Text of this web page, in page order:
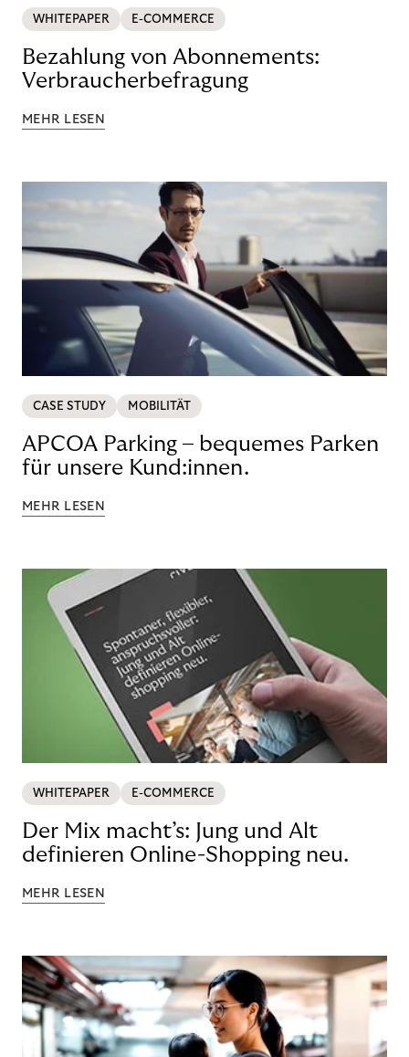
WHITEPAPER E-COMMERCE
Bezahlung von Abonnements:
Verbraucherbefragung
MEHR LESEN
CASE STUDY MOBILITÄT
APCOA Parking – bequemes Parken
für unsere Kund:innen.
MEHR LESEN
WHITEPAPER E-COMMERCE
Der Mix macht’s: Jung und Alt
definieren Online-Shopping neu.
MEHR LESEN